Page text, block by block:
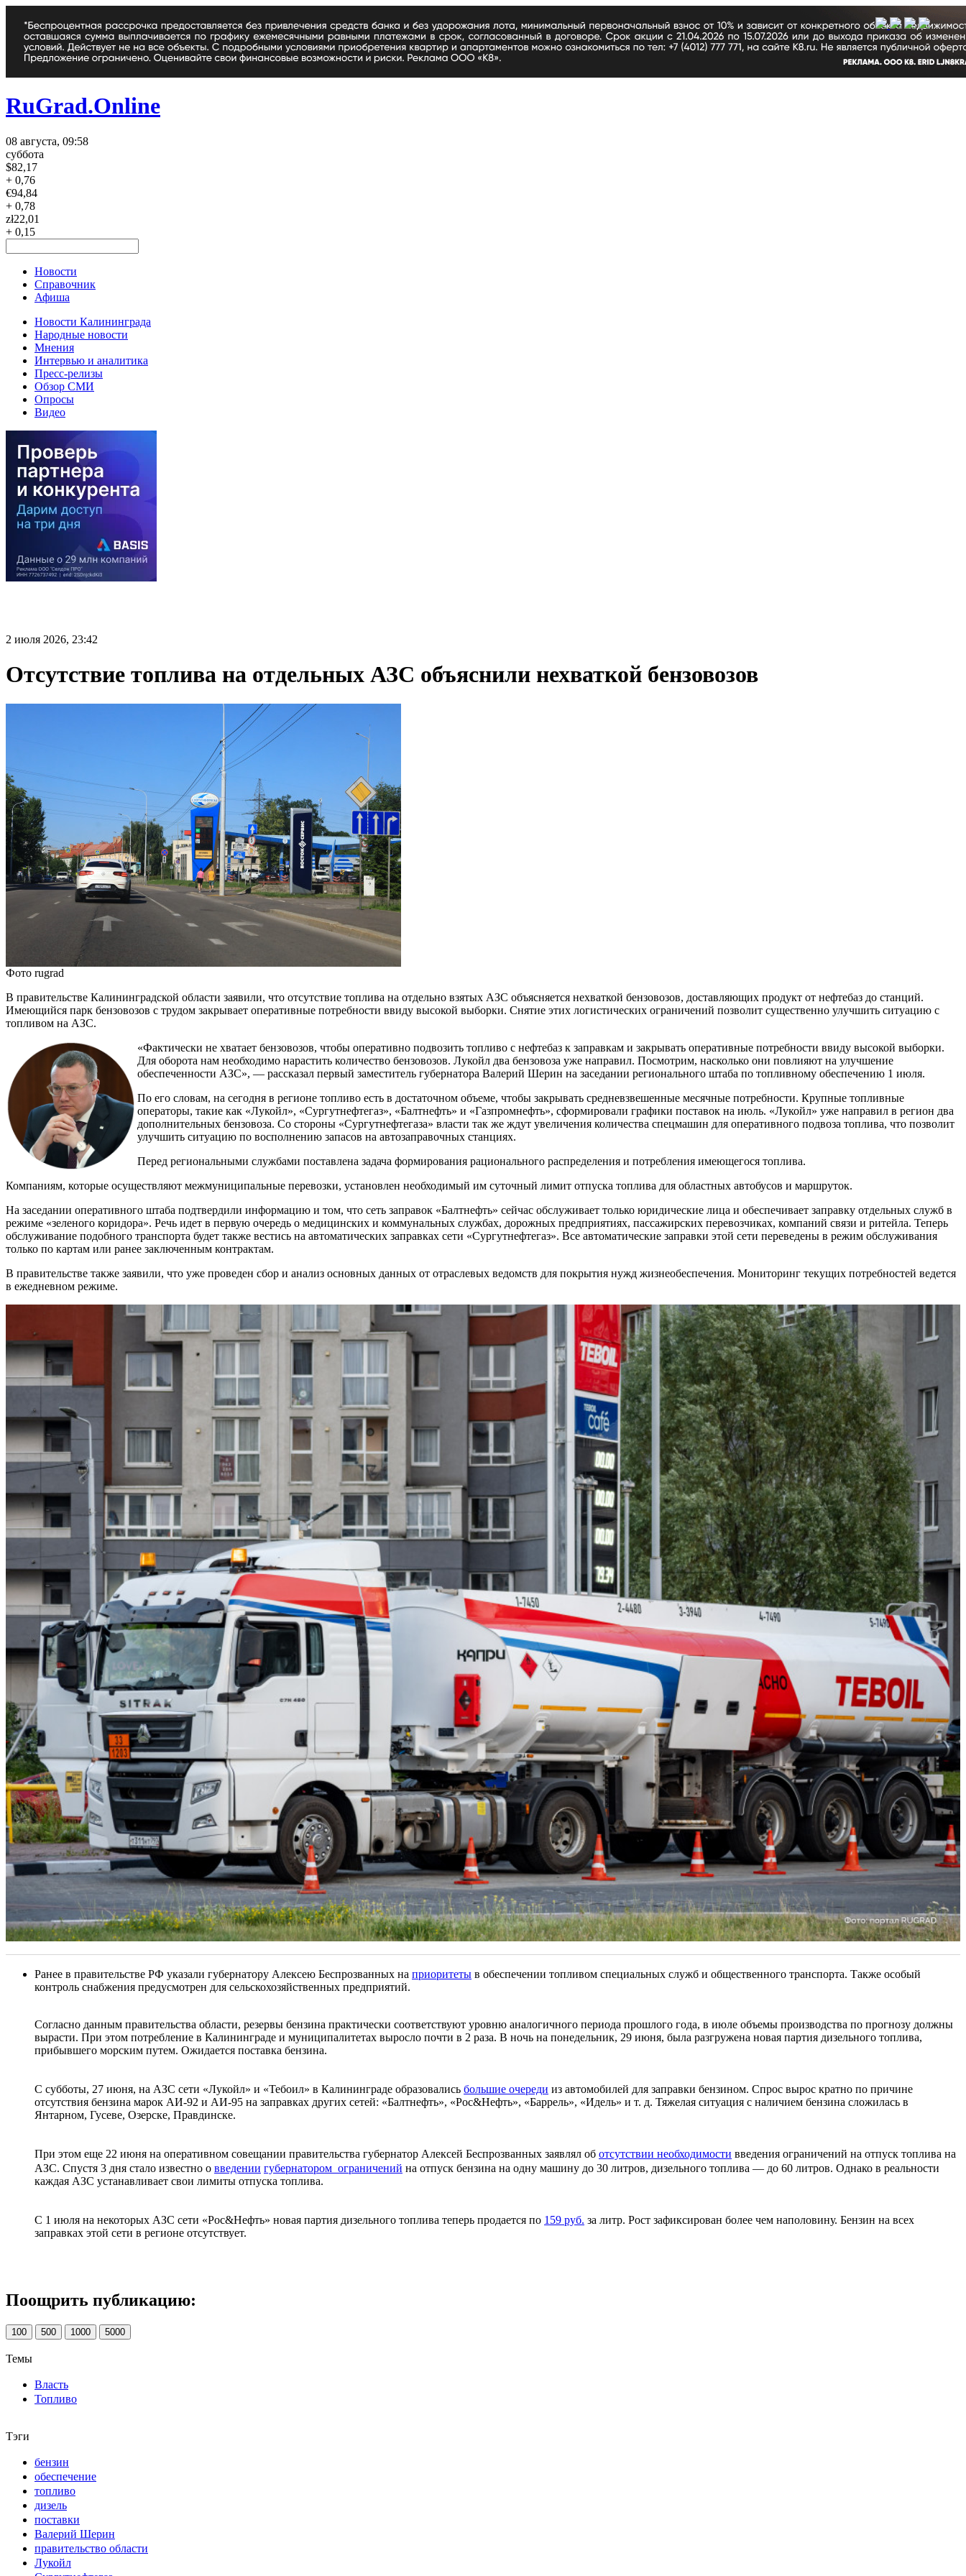
RuGrad.Online
08 августа, 09:58
суббота
$82,17
+ 0,76
€94,84
+ 0,78
zł22,01
+ 0,15
Новости
Справочник
Афиша
Новости Калининграда
Народные новости
Мнения
Интервью и аналитика
Пресс-релизы
Обзор СМИ
Опросы
Видео
2 июля 2026, 23:42
Отсутствие топлива на отдельных АЗС объяснили нехваткой бензовозов
Фото rugrad
В правительстве Калининградской области заявили, что отсутствие топлива на отдельно взятых АЗС объясняется нехваткой бензовозов, доставляющих продукт от нефтебаз до станций.
Имеющийся парк бензовозов с трудом закрывает оперативные потребности ввиду высокой выборки. Снятие этих логистических ограничений позволит существенно улучшить ситуацию с
топливом на АЗС.
«Фактически не хватает бензовозов, чтобы оперативно подвозить топливо с нефтебаз к заправкам и закрывать оперативные потребности ввиду высокой выборки.
Для оборота нам необходимо нарастить количество бензовозов. Лукойл два бензовоза уже направил. Посмотрим, насколько они повлияют на улучшение
обеспеченности АЗС», — рассказал первый заместитель губернатора Валерий Шерин на заседании регионального штаба по топливному обеспечению 1 июля.
По его словам, на сегодня в регионе топливо есть в достаточном объеме, чтобы закрывать средневзвешенные месячные потребности. Крупные топливные
операторы, такие как «Лукойл», «Сургутнефтегаз», «Балтнефть» и «Газпромнефть», сформировали графики поставок на июль. «Лукойл» уже направил в регион два
дополнительных бензовоза. Со стороны «Сургутнефтегаза» власти так же ждут увеличения количества спецмашин для оперативного подвоза топлива, что позволит
улучшить ситуацию по восполнению запасов на автозаправочных станциях.
Перед региональными службами поставлена задача формирования рационального распределения и потребления имеющегося топлива.
Компаниям, которые осуществляют межмуниципальные перевозки, установлен необходимый им суточный лимит отпуска топлива для областных автобусов и маршруток.
На заседании оперативного штаба подтвердили информацию и том, что сеть заправок «Балтнефть» сейчас обслуживает только юридические лица и обеспечивает заправку отдельных служб в
режиме «зеленого коридора». Речь идет в первую очередь о медицинских и коммунальных службах, дорожных предприятиях, пассажирских перевозчиках, компаний связи и ритейла. Теперь
обслуживание подобного транспорта будет также вестись на автоматических заправках сети «Сургутнефтегаз». Все автоматические заправки этой сети переведены в режим обслуживания
только по картам или ранее заключенным контрактам.
В правительстве также заявили, что уже проведен сбор и анализ основных данных от отраслевых ведомств для покрытия нужд жизнеобеспечения. Мониторинг текущих потребностей ведется
в ежедневном режиме.
Ранее в правительстве РФ указали губернатору Алексею Беспрозванных на приоритеты в обеспечении топливом специальных служб и общественного транспорта. Также особый
контроль снабжения предусмотрен для сельскохозяйственных предприятий.
Согласно данным правительства области, резервы бензина практически соответствуют уровню аналогичного периода прошлого года, в июле объемы производства по прогнозу должны
вырасти. При этом потребление в Калининграде и муниципалитетах выросло почти в 2 раза. В ночь на понедельник, 29 июня, была разгружена новая партия дизельного топлива,
прибывшего морским путем. Ожидается поставка бензина.
С субботы, 27 июня, на АЗС сети «Лукойл» и «Тебоил» в Калининграде образовались большие очереди из автомобилей для заправки бензином. Спрос вырос кратно по причине
отсутствия бензина марок АИ-92 и АИ-95 на заправках других сетей: «Балтнефть», «Рос&Нефть», «Баррель», «Идель» и т. д. Тяжелая ситуация с наличием бензина сложилась в
Янтарном, Гусеве, Озерске, Правдинске.
При этом еще 22 июня на оперативном совещании правительства губернатор Алексей Беспрозванных заявлял об отсутствии необходимости введения ограничений на отпуск топлива на
АЗС. Спустя 3 дня стало известно о введении губернатором ограничений на отпуск бензина на одну машину до 30 литров, дизельного топлива — до 60 литров. Однако в реальности
каждая АЗС устанавливает свои лимиты отпуска топлива.
С 1 июля на некоторых АЗС сети «Рос&Нефть» новая партия дизельного топлива теперь продается по 159 руб. за литр. Рост зафиксирован более чем наполовину. Бензин на всех
заправках этой сети в регионе отсутствует.
Поощрить публикацию:
100 500 1000 5000
Темы
Власть
Топливо
Тэги
бензин
обеспечение
топливо
дизель
поставки
Валерий Шерин
правительство области
Лукойл